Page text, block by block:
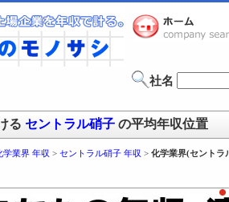
社名
る セントラル硝子 の平均年収位置
学業界 年収 > セントラル硝子 年収 > 化学業界(セントラ